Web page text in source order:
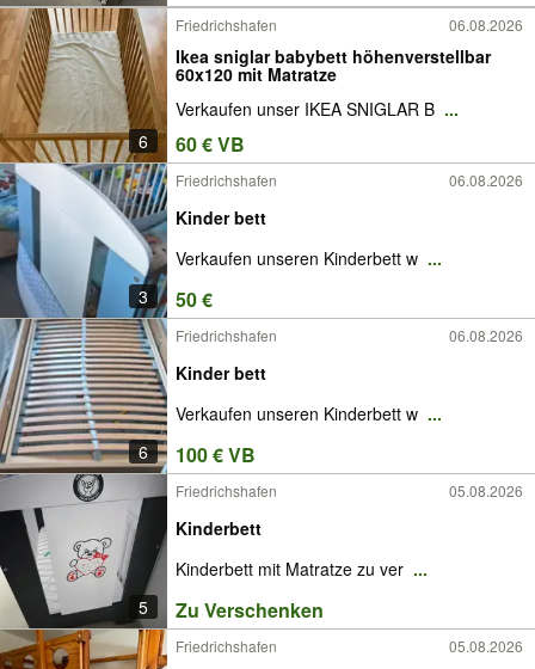
6
Friedrichshafen 06.08.2026
Ikea sniglar babybett höhenverstellbar
60x120 mit Matratze
Verkaufen unser IKEA SNIGLAR B ...
60 € VB
3
Friedrichshafen 06.08.2026
Kinder bett
Verkaufen unseren Kinderbett w ...
50 €
6
Friedrichshafen 06.08.2026
Kinder bett
Verkaufen unseren Kinderbett w ...
100 € VB
5
Friedrichshafen 05.08.2026
Kinderbett
Kinderbett mit Matratze zu ver ...
Zu Verschenken
Friedrichshafen 05.08.2026